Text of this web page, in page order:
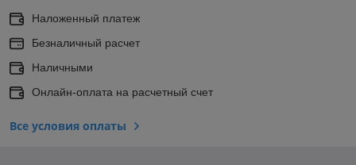
Наложенный платеж
Безналичный расчет
Наличными
Онлайн-оплата на расчетный счет
Все условия оплаты